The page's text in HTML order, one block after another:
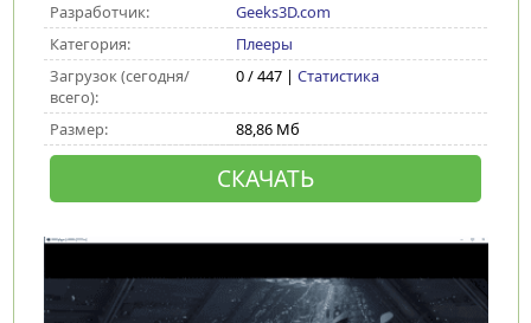
Разработчик:
Geeks3D.com
Категория:
Плееры
Загрузок (сегодня/
всего):
0 / 447 | Статистика
Размер: 88,86 Мб
СКАЧАТЬ